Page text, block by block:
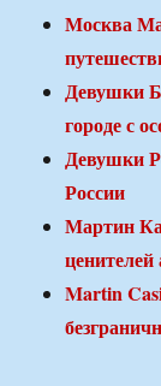
Москва
Девушки
городе с
Девушки
России
Мартин
Martin